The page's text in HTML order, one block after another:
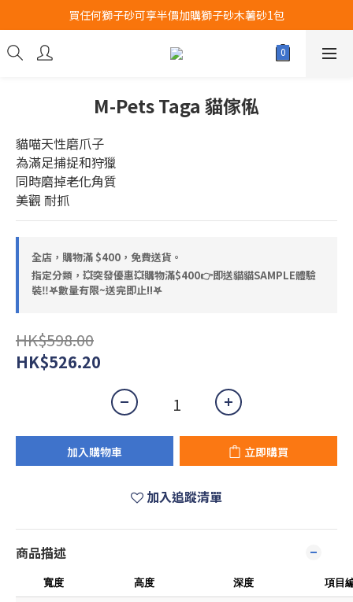
Airbuggy 全線現貨8折！立即點擊火速搶購
買任何獅子砂可享半價加購獅子砂木薯砂1包
Airbuggy 全線現貨8折！立即點擊火速搶購
M-Pets Taga 貓傢俬
貓喵天性磨爪子
為滿足捕捉和狩獵
同時磨掉老化角質
美觀 耐抓
全店，購物滿 $400，免費送貨。
指定分類，💥突發優惠💥購物滿$400👉即送貓貓SAMPLE體驗
裝‼️𖤐數量有限~送完即止!!𖤐
HK$598.00
HK$526.20
加入購物車 立即購買
加入追蹤清單
商品描述
寬度 高度 深度 項目